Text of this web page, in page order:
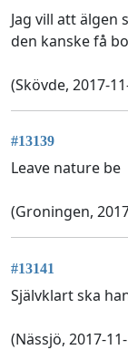
Jag vill att älgen
den kanske få
(Skövde, 2017-
#13139
Leave nature be
(Groningen,
#13141
Självklart ska
(Nässjö, 2017-